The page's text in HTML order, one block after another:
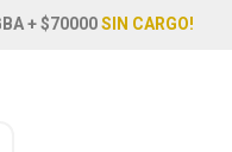
+ $70000SIN CARGO!